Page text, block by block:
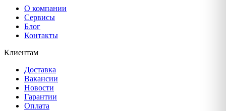
О компании
Сервисы
Блог
Контакты
Клиентам
Доставка
Вакансии
Новости
Гарантии
Оплата